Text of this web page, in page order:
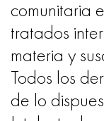
comunitaria
tratados
materia y
Todos los
de lo